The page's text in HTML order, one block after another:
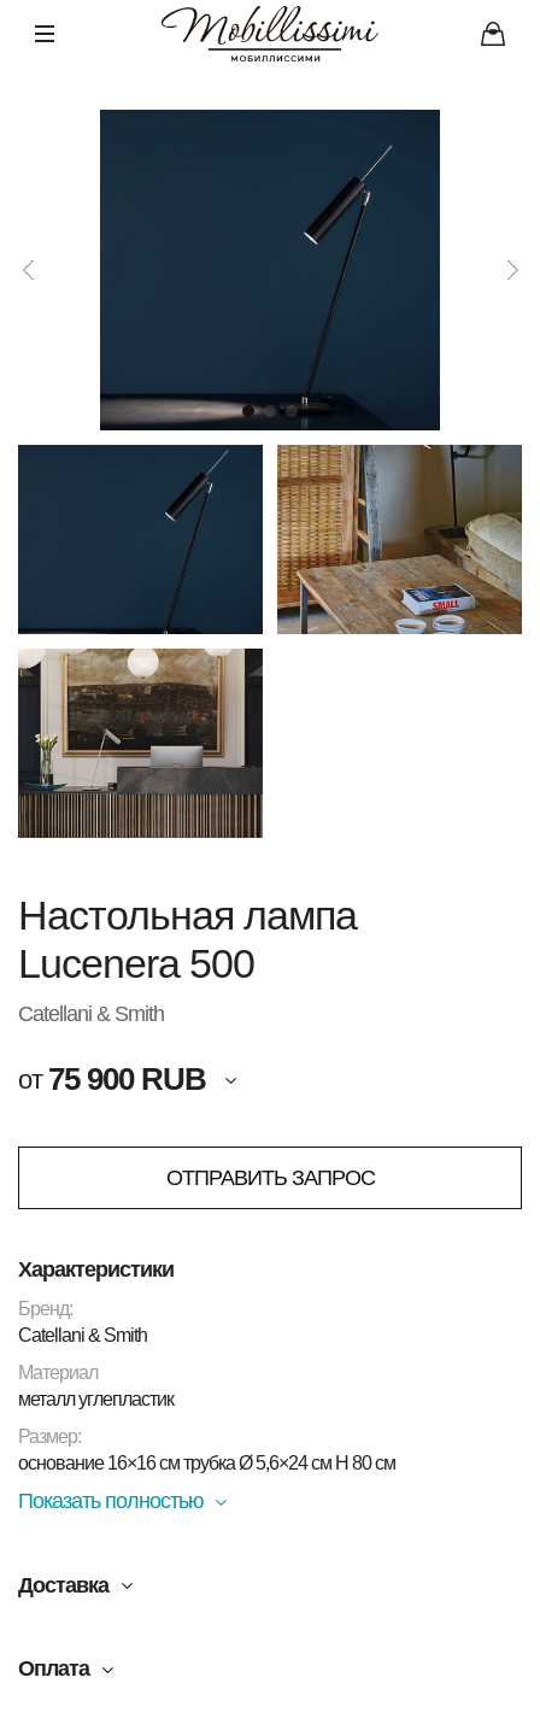
Настольная лампа
Lucenera 500
Catellani & Smith
от 75 900 RUB
ОТПРАВИТЬ ЗАПРОС
Характеристики
Бренд:
Catellani & Smith
Материал
металл углепластик
Размер:
основание 16×16 см трубка Ø 5,6×24 см H 80 см
Показать полностью
Доставка
Оплата